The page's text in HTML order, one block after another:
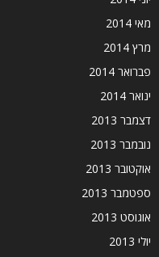
מאי 2014
מרץ 2014
פברואר 2014
ינואר 2014
דצמבר 2013
נובמבר 2013
אוקטובר 2013
ספטמבר 2013
אוגוסט 2013
יולי 2013